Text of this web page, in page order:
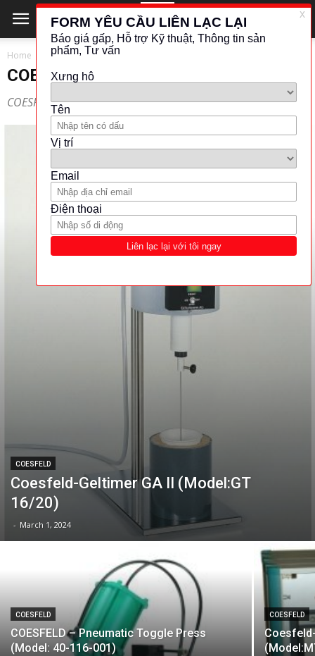
Home COESFELD
COESFELD
COESFELD
COESFELD
Coesfeld-Geltimer GA II (Model:GT
16/20)
- March 1, 2024
COESFELD
COESFELD – Pneumatic Toggle Press
(Model: 40-116-001)
COESFELD